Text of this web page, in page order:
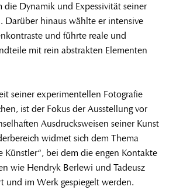
die Dynamik und Expessivität seiner
Darüber hinaus wählte er intensive
und führte reale und
mit rein abstrakten Elementen
seiner experimentellen Fotografie
ist der Fokus der Ausstellung vor
Ausdrucksweisen seiner Kunst
widmet sich dem Thema
Künstler“, bei dem die engen Kontakte
wie Hendryk Berlewi und Tadeusz
und im Werk gespiegelt werden.